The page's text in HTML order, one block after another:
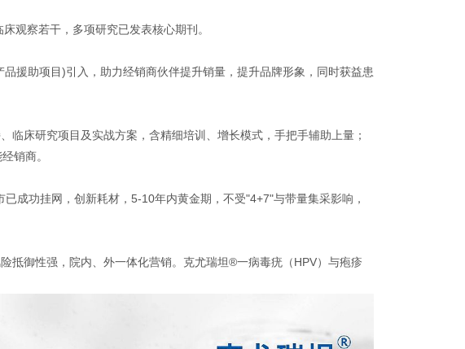
观察若干，多项研究已发表核心期刊。
援助项目)引入，助力经销商伙伴提升销量，提升品牌形象，同时获益患
临床研究项目及实战方案，含精细培训、增长模式，手把手辅助上量；
销商。
成功挂网，创新耗材，5-10年内黄金期，不受"4+7"与带量集采影响，
抵御性强，院内、外一体化营销。克尤瑞坦®一病毒疣（HPV）与疱疹